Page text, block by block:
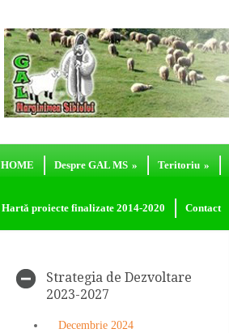
HOME Despre GAL MS » Teritoriu »
Hartă proiecte finalizate 2014-2020 Contact
Strategia de Dezvoltare
2023-2027
Decembrie 2024